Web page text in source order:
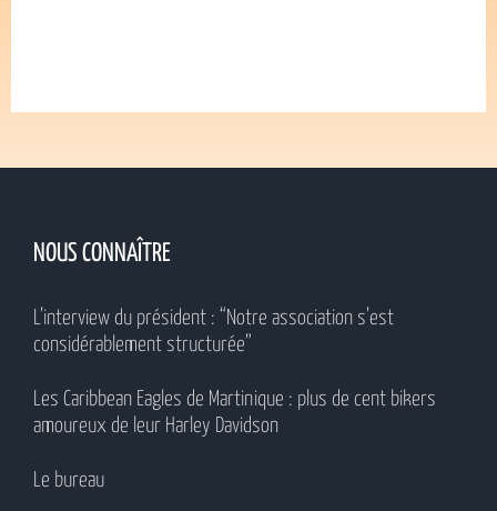
NOUS CONNAÎTRE
L’interview du président : “Notre association s’est
considérablement structurée”
Les Caribbean Eagles de Martinique : plus de cent bikers
amoureux de leur Harley Davidson
Le bureau